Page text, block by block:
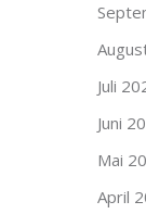
Juli
Juni
Mai
April